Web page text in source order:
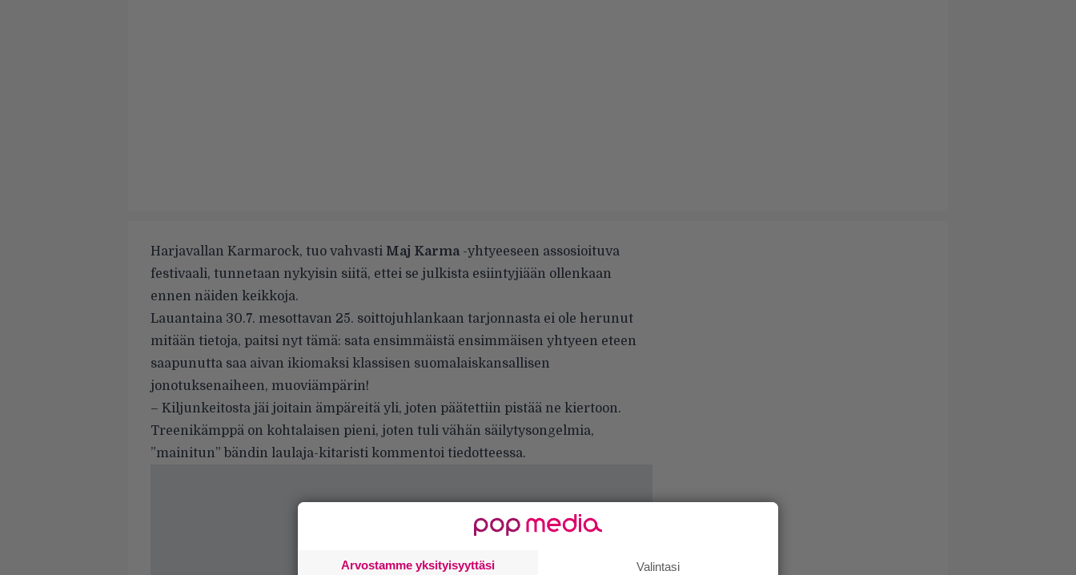
Harjavallan Karmarock, tuo vahvasti Maj Karma-yhtyeeseen assosioituva
festivaali, tunnetaan nykyisin siitä, ettei se julkista esiintyjiään ollenkaan
ennen näiden keikkoja.
Lauantaina 30.7. mesottavan 25. soittojuhlankaan tarjonnasta ei ole herunut
mitään tietoja, paitsi nyt tämä: sata ensimmäistä ensimmäisen yhtyeen eteen
saapunutta saa aivan ikiomaksi klassisen suomalaiskansallisen
jonotuksenaiheen, muoviämpärin!
– Kiljunkeitosta jäi joitain ämpäreitä yli, joten päätettiin pistää ne kiertoon.
Treenikämppä on kohtalaisen pieni, joten tuli vähän säilytysongelmia,
”mainitun” bändin laulaja-kitaristi kommentoi tiedotteessa.
Arvostamme yksityisyyttäsi Valintasi